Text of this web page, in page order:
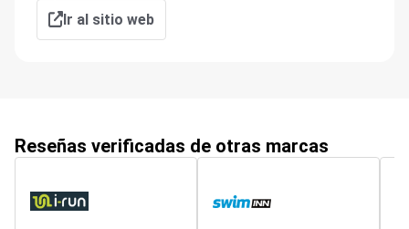
Ir al sitio web
Reseñas verificadas de otras marcas